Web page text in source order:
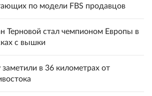
по модели FBS продавцов
Терновой стал чемпионом Европы в
с вышки
заметили в 36 километрах от